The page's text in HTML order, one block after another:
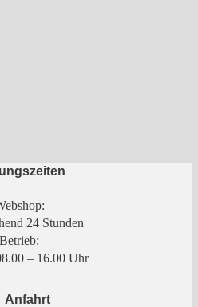
24 Stunden
Betrieb:
– 16.00 Uhr
Anfahrt